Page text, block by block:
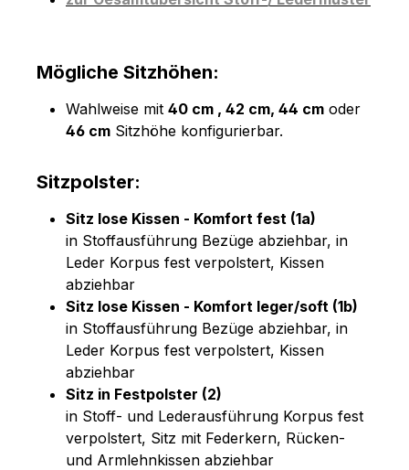
Mögliche Sitzhöhen:
Wahlweise mit 40 cm , 42 cm, 44 cm oder
46 cm Sitzhöhe konfigurierbar.
Sitzpolster:
Sitz lose Kissen - Komfort fest (1a)
in Stoffausführung Bezüge abziehbar, in
Leder Korpus fest verpolstert, Kissen
abziehbar
Sitz lose Kissen - Komfort leger/soft (1b)
in Stoffausführung Bezüge abziehbar, in
Leder Korpus fest verpolstert, Kissen
abziehbar
Sitz in Festpolster (2)
in Stoff- und Lederausführung Korpus fest
verpolstert, Sitz mit Federkern, Rücken-
und Armlehnkissen abziehbar